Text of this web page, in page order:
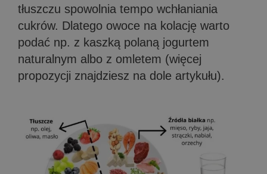
tłuszczu spowolnia tempo wchłaniania
cukrów. Dlatego owoce na kolację warto
podać np. z kaszką polaną jogurtem
naturalnym albo z omletem (więcej
propozycji znajdziesz na dole artykułu).